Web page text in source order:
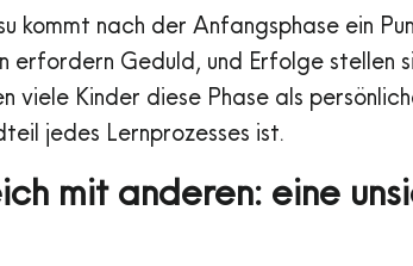
kommt nach der Anfangsphase ein
erfordern Geduld, und Erfolge stellen
viele Kinder diese Phase als
jedes Lernprozesses ist.
mit anderen: eine